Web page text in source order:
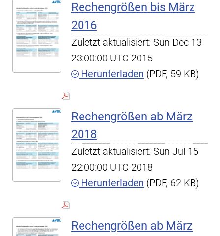
Rechengrößen bis März
2016
Zuletzt aktualisiert: Sun Dec 13
23:00:00 UTC 2015
Herunterladen (PDF, 59 KB)
Rechengrößen ab März
2018
Zuletzt aktualisiert: Sun Jul 15
22:00:00 UTC 2018
Herunterladen (PDF, 62 KB)
Rechengrößen ab März